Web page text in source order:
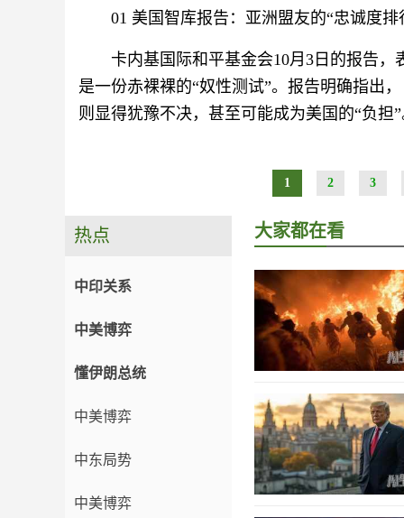
01 美国智库报告：亚洲盟友的“忠诚度排
卡内基国际和平基金会10月3日的报告
是一份赤裸裸的“奴性测试”。报告明确指出
则显得犹豫不决，甚至可能成为美国的“负担
1 2 3
热点
中印关系
中美博弈
懂伊朗总统
中美博弈
中东局势
中美博弈
大家都在看